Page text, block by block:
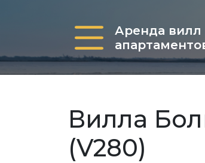
Аренда вилл
Вилла
(V280)